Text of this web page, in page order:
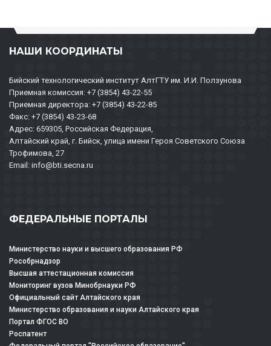
НАШИ КООРДИНАТЫ
Бийский технологический институт АлтГТУ им. И.И. Ползунова
Приемная комиссия: +7 (3854) 43-22-55
Приемная директора: +7 (3854) 43-22-85
Факс: +7 (3854) 43-23-68
Адрес: 659305, Российская Федерация,
Алтайский край, г. Бийск, улица имени Героя Советского Союза
Трофимова, 27
Email: info@bti.secna.ru
ФЕДЕРАЛЬНЫЕ ПОРТАЛЫ
Министерство науки и высшего образования РФ
Рособрнадзор
Высшая аттестационная комиссия
Мониторинг вузов Минобрнауки РФ
Официальный сайт Алтайского края
Министерство образования и науки Алтайского края
Портал ФГОС ВО
Роспатент